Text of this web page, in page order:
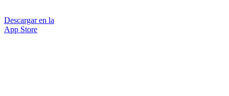
Descargar en la
App Store